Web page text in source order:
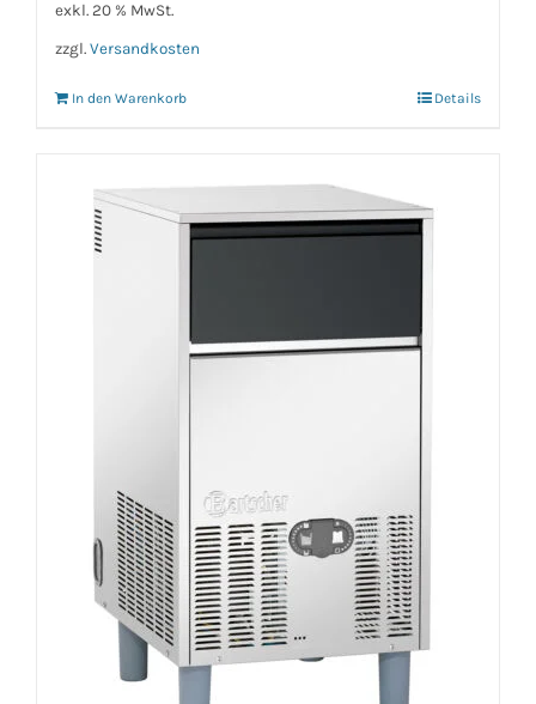
exkl. 20 % MwSt.
zzgl. Versandkosten
In den Warenkorb Details